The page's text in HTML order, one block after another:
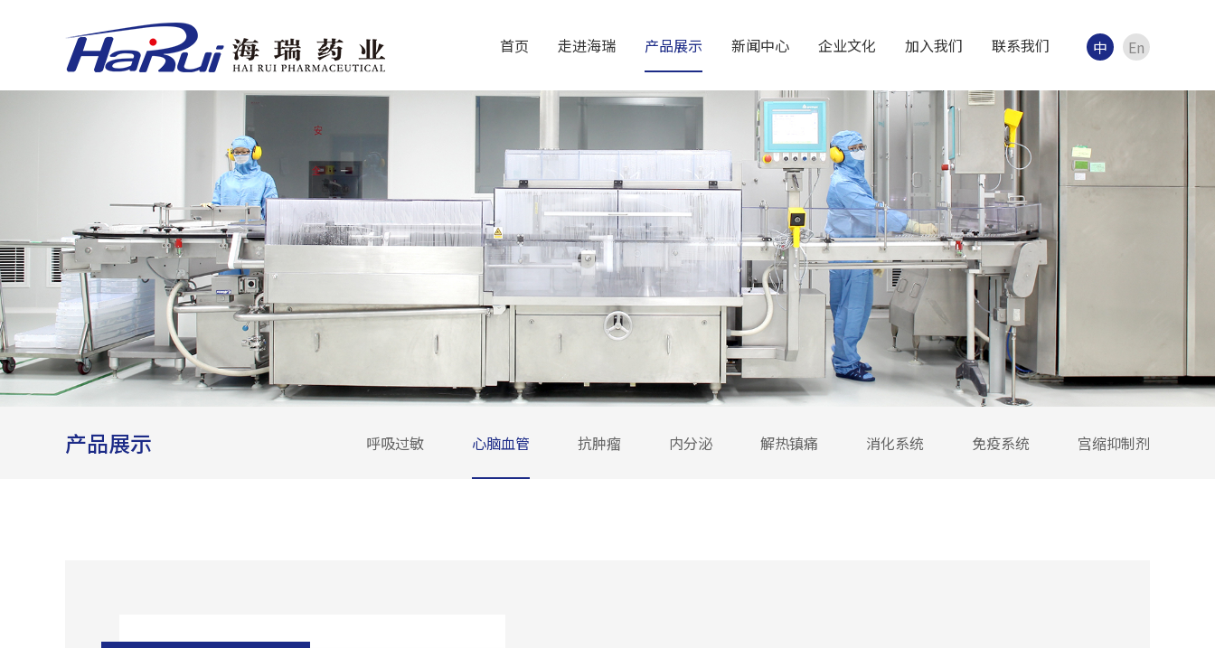
En
中
首页 走进海瑞 产品展示 新闻中心 企业文化 加入我们 联系我们
产品展示 呼吸过敏 心脑血管 抗肿瘤 内分泌 解热镇痛 消化系统 免疫系统 宫缩抑制剂